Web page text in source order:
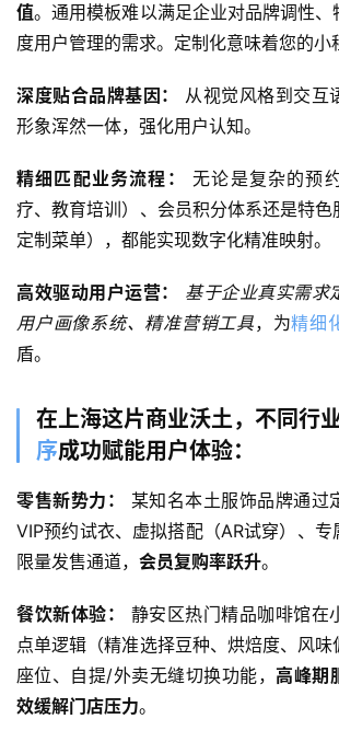
值。通用模板难以满足企业对品牌调性、
度用户管理的需求。定制化意味着您的小
深度贴合品牌基因：
从视觉风格到交互
形象浑然一体，强化用户认知。
精细匹配业务流程：
无论是复杂的预
疗、教育培训）、会员积分体系还是特色
定制菜单），都能实现数字化精准映射。
高效驱动用户运营：
基于企业真实需求
用户画像系统、精准营销工具，为精细
盾。
在上海这片商业沃土，不同行
序成功赋能用户体验：
零售新势力：
某知名本土服饰品牌通过
VIP预约试衣、虚拟搭配（AR试穿）、专
限量发售通道， 会员复购率跃升。
餐饮新体验：
静安区热门精品咖啡馆在
点单逻辑（精准选择豆种、烘焙度、风
座位、自提/外卖无缝切换功能，高峰期
效缓解门店压力。